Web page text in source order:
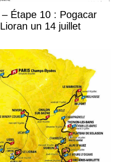
Étape 10 : Pogacar
un 14 juillet